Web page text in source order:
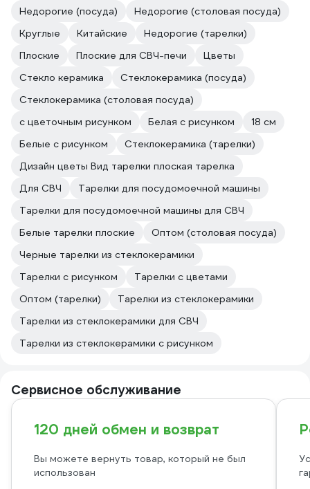
Недорогие (посуда)
Недорогие (столовая посуда)
Круглые
Китайские
Недорогие (тарелки)
Плоские
Плоские для СВЧ-печи
Цветы
Стекло керамика
Стеклокерамика (посуда)
Стеклокерамика (столовая посуда)
с цветочным рисунком
Белая с рисунком
18 см
Белые с рисунком
Стеклокерамика (тарелки)
Дизайн цветы Вид тарелки плоская тарелка
Для СВЧ
Тарелки для посудомоечной машины
Тарелки для посудомоечной машины для СВЧ
Белые тарелки плоские
Оптом (столовая посуда)
Черные тарелки из стеклокерамики
Тарелки с рисунком
Тарелки с цветами
Оптом (тарелки)
Тарелки из стеклокерамики
Тарелки из стеклокерамики для СВЧ
Тарелки из стеклокерамики с рисунком
Сервисное обслуживание
120 дней обмен и возврат
Вы можете вернуть товар, который не был
использован